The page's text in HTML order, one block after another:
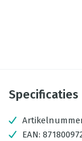
Specificaties
EAN: